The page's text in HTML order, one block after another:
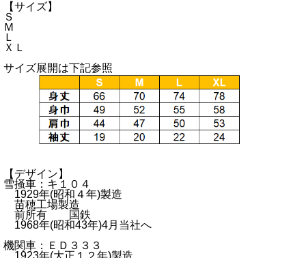
【サイズ】
Ｓ
Ｍ
Ｌ
ＸＬ
サイズ展開は下記参照
【デザイン】
雪掻車：キ１０４
1929年(昭和４年)製造
苗穂工場製造
前所有 国鉄
1968年(昭和43年)4月当社へ
機関車：ＥＤ３３３
1923年(大正１２年)製造